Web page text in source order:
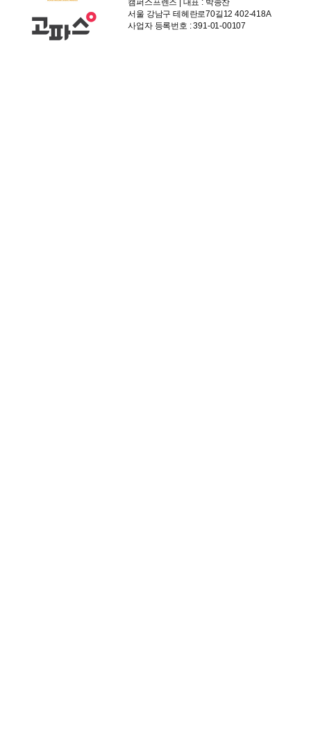
캠퍼스프렌즈 | 대표 : 박종찬
서울 강남구 테헤란로70길12 402-418A
사업자 등록번호 : 391-01-00107